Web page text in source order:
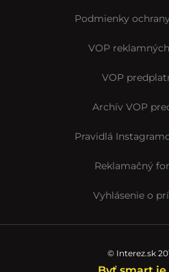
Podmienky
VOP
VOP
Archív VOP
Pravidlá
Reklamačný
Vyhlásenie o
© Interez.sk